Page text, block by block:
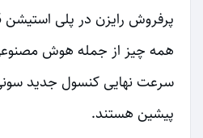
همه چیز از جمله هوش
سرعت نهایی کنسول جدید
پیشین هستند.